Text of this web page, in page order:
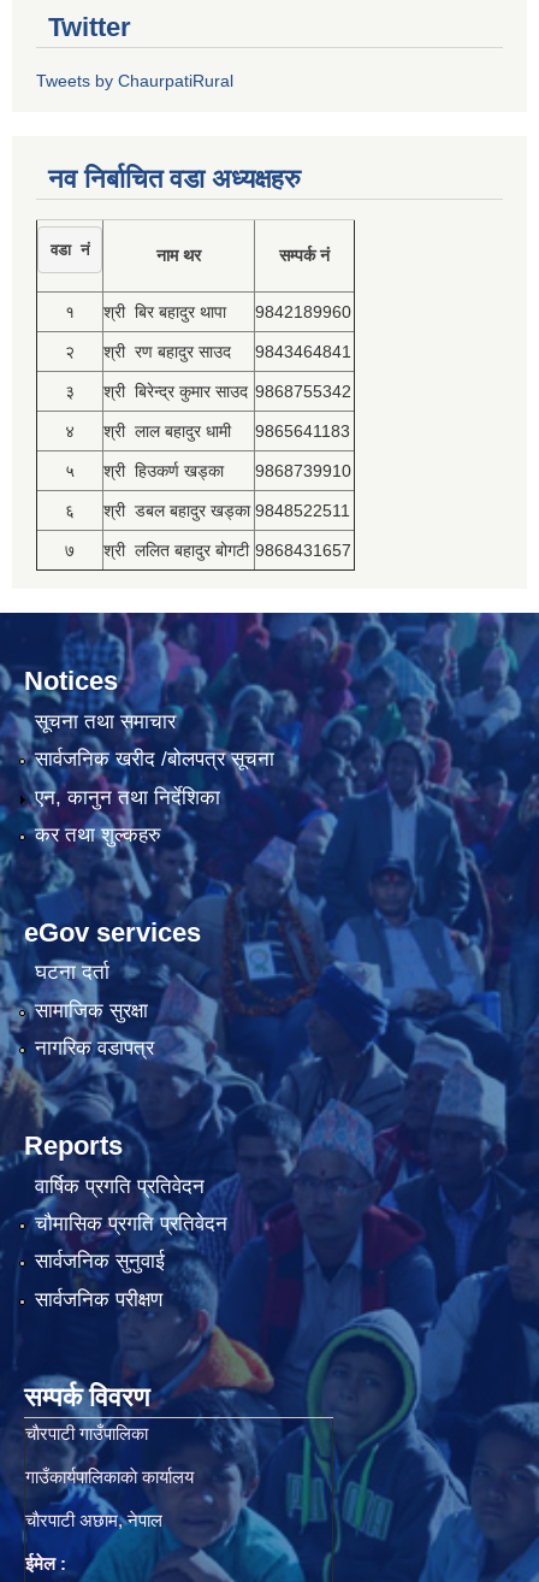
Twitter
Tweets by ChaurpatiRural
नव निर्बाचित वडा अध्यक्षहरु
वडा नं नाम थर सम्पर्क नं
१ श्री बिर बहादुर थापा 9842189960
२ श्री रण बहादुर साउद 9843464841
३ श्री बिरेन्द्र कुमार साउद 9868755342
४ श्री लाल बहादुर धामी 9865641183
५ श्री हिउकर्ण खड्का 9868739910
६ श्री डबल बहादुर खड्का 9848522511
७ श्री ललित बहादुर बोगटी 9868431657
Notices
सूचना तथा समाचार
सार्वजनिक खरीद /बोलपत्र सूचना
एन, कानुन तथा निर्देशिका
कर तथा शुल्कहरु
eGov services
घटना दर्ता
सामाजिक सुरक्षा
नागरिक वडापत्र
Reports
वार्षिक प्रगति प्रतिवेदन
चौमासिक प्रगति प्रतिवेदन
सार्वजनिक सुनुवाई
सार्वजनिक परीक्षण
सम्पर्क विवरण
चाैरपाटी गाउँपालिका
गाउँकार्यपालिकाकाे कार्यालय
चाैरपाटी अछाम, नेपाल
ईमेल :